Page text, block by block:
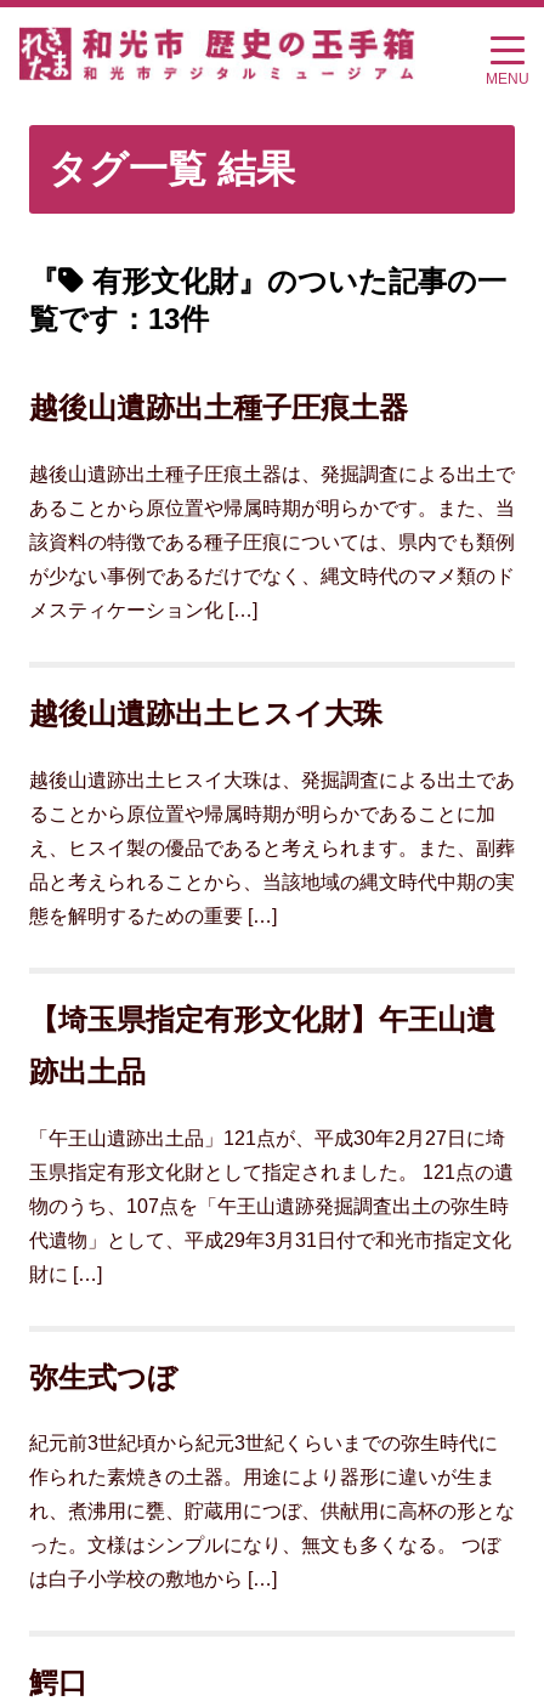
MENU
タグ一覧 結果
『
有形文化財』のついた記事の一
覧です：13件
越後山遺跡出土種子圧痕土器
越後山遺跡出土種子圧痕土器は、発掘調査による出土で
あることから原位置や帰属時期が明らかです。また、当
該資料の特徴である種子圧痕については、県内でも類例
が少ない事例であるだけでなく、縄文時代のマメ類のド
メスティケーション化 […]
越後山遺跡出土ヒスイ大珠
越後山遺跡出土ヒスイ大珠は、発掘調査による出土であ
ることから原位置や帰属時期が明らかであることに加
え、ヒスイ製の優品であると考えられます。また、副葬
品と考えられることから、当該地域の縄文時代中期の実
態を解明するための重要 […]
【埼玉県指定有形文化財】午王山遺
跡出土品
「午王山遺跡出土品」121点が、平成30年2月27日に埼
玉県指定有形文化財として指定されました。 121点の遺
物のうち、107点を「午王山遺跡発掘調査出土の弥生時
代遺物」として、平成29年3月31日付で和光市指定文化
財に […]
弥生式つぼ
紀元前3世紀頃から紀元3世紀くらいまでの弥生時代に
作られた素焼きの土器。用途により器形に違いが生ま
れ、煮沸用に甕、貯蔵用につぼ、供献用に高杯の形とな
った。文様はシンプルになり、無文も多くなる。 つぼ
は白子小学校の敷地から […]
鰐口